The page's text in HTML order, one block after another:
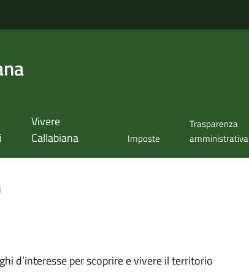
Vivere
Callabiana
Imposte
Trasparenza
amministrativa
d’interesse per scoprire e vivere il territorio